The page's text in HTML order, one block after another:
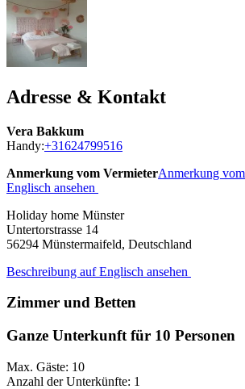
Adresse & Kontakt
Vera Bakkum
Handy:+31624799516
Anmerkung vom VermieterAnmerkung
Englisch ansehen
Holiday home Münster
Untertorstrasse 14
56294 Münstermaifeld, Deutschland
Beschreibung auf Englisch ansehen
Zimmer und Betten
Ganze Unterkunft für 10 Personen
Max. Gäste: 10
Anzahl der Unterkünfte: 1